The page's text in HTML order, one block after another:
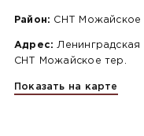
Район: СНТ Можайское
Адрес:
Ленинградская
СНТ Можайское тер.
Показать на карте